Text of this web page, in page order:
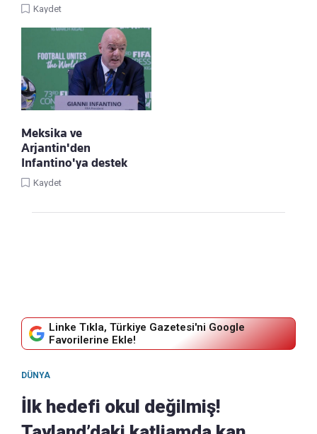
Kaydet
Meksika ve
Arjantin'den
Infantino'ya destek
Kaydet
Linke Tıkla, Türkiye Gazetesi'ni Google
Favorilerine Ekle!
DÜNYA
İlk hedefi okul değilmiş!